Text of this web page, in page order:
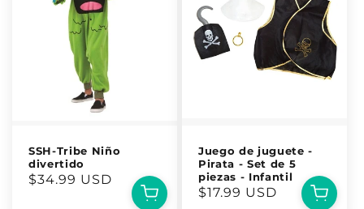
SSH-Tribe Niño
divertido
Precio
$34.99 USD
Juego de juguete -
Pirata - Set de 5
piezas - Infantil
Precio
$17.99 USD